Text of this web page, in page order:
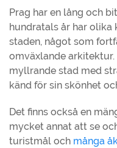
Prag har en lång och
hundratals år har
staden, något som
omväxlande arkitektur.
myllrande stad med
känd för sin skönhet
Det finns också en
mycket annat att se
turistmål och många